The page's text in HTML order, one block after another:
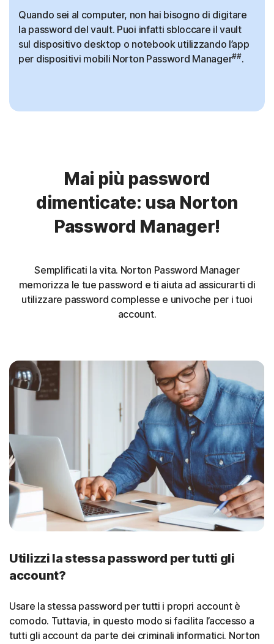
Quando sei al computer, non hai bisogno di digitare
la password del vault. Puoi infatti sbloccare il vault
sul dispositivo desktop o notebook utilizzando l’app
per dispositivi mobili Norton Password Manager##.
Mai più password
dimenticate: usa Norton
Password Manager!
Semplificati la vita. Norton Password Manager
memorizza le tue password e ti aiuta ad assicurarti di
utilizzare password complesse e univoche per i tuoi
account.
Utilizzi la stessa password per tutti gli
account?
Usare la stessa password per tutti i propri account è
comodo. Tuttavia, in questo modo si facilita l’accesso a
tutti gli account da parte dei criminali informatici. Norton